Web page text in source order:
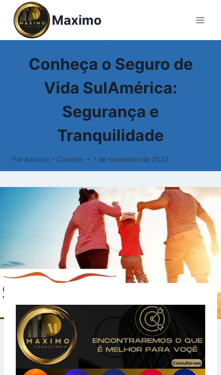
Maximo
Conheça o Seguro de
Vida SulAmérica:
Segurança e
Tranquilidade
Por Aparicio - Corretor 1 de novembro de 2023